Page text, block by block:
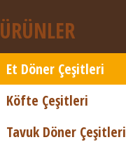
ÜRÜNLER
Et Döner Çeşitleri
Köfte Çeşitleri
Tavuk Döner Çeşitleri